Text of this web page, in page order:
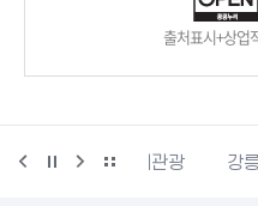
출처표시+상업
강릉생태관광 강릉단오제